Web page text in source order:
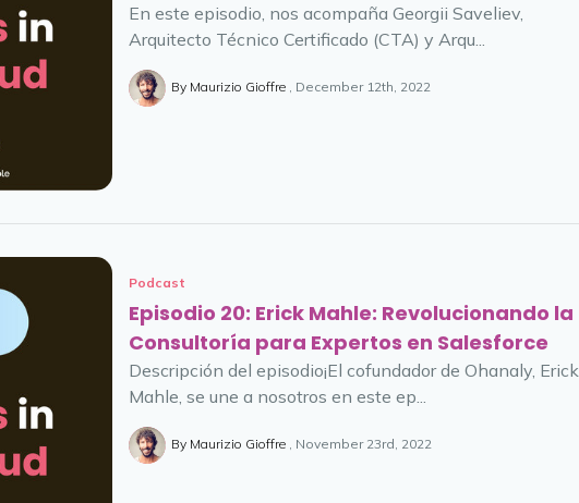
En este episodio, nos acompaña Georgii Saveliev,
Arquitecto Técnico Certificado (CTA) y Arqu...
By Maurizio Gioffre December 12th, 2022
Podcast
Episodio 20: Erick Mahle: Revolucionando la
Consultoría para Expertos en Salesforce
Descripción del episodio¡El cofundador de Ohanaly, Erick
Mahle, se une a nosotros en este ep...
By Maurizio Gioffre November 23rd, 2022